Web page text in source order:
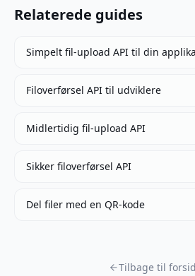
Relaterede guides
Simpelt fil-upload API til din
Filoverførsel API til udviklere
Midlertidig fil-upload API
Sikker filoverførsel API
Del filer med en QR-kode
Tilbage til